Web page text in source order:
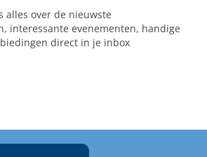
alles over de nieuwste
interessante evenementen, handige
direct in je inbox